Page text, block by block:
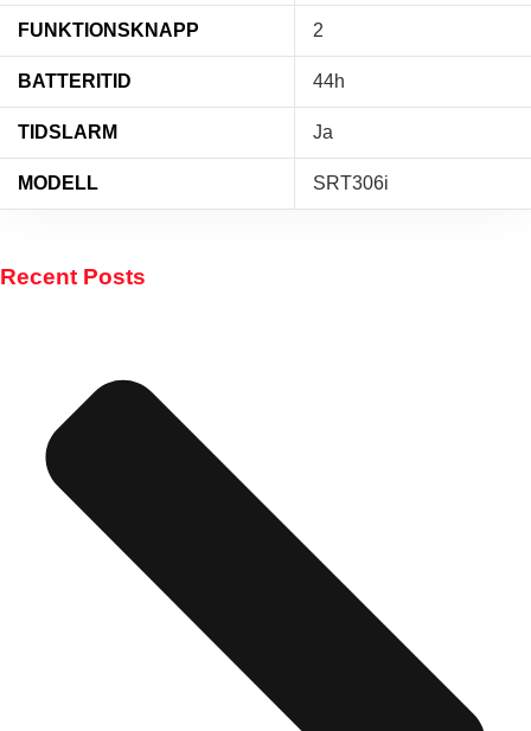
FUNKTIONSKNAPP 2
BATTERITID 44h
TIDSLARM Ja
MODELL SRT306i
Recent Posts